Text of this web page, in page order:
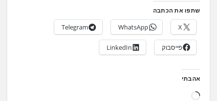
שתפו את הכתבה
X
WhatsApp
Telegram
פייסבוק LinkedIn
אהבתי
ט